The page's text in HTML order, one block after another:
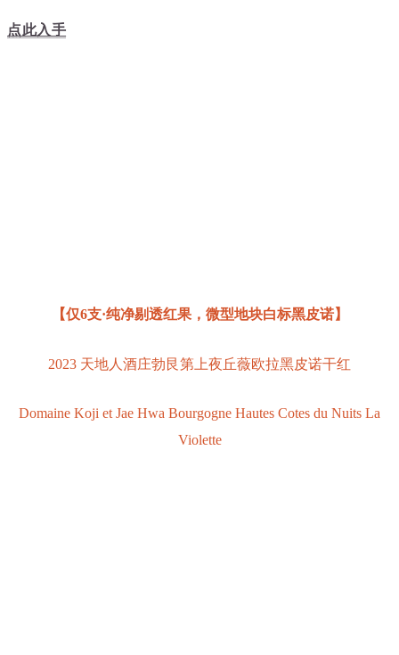
点此入手
【仅6支·纯净剔透红果，微型地块白标黑皮诺】
2023 天地人酒庄勃艮第上夜丘薇欧拉黑皮诺干红
Domaine Koji et Jae Hwa Bourgogne Hautes Cotes du Nuits La
Violette